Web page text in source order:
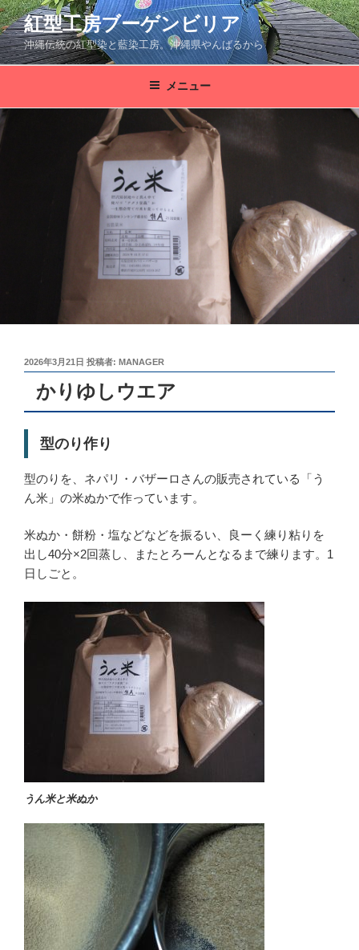
コ
ン
テ
ン
へ
ス
キ
紅型工房ブーゲンビリア
沖縄伝統の紅型染と藍染工房。沖縄県やんばるから
メニュー
投
2026年3月21日 投稿者: MANAGER
かりゆしウエア
型のり作り
型のりを、ネパリ・バザーロさんの販売されている「う
ん米」の米ぬかで作っています。
米ぬか・餅粉・塩などなどを振るい、良ーく練り粘りを
出し40分×2回蒸し、またとろーんとなるまで練ります。1
日しごと。
うん米と米ぬか